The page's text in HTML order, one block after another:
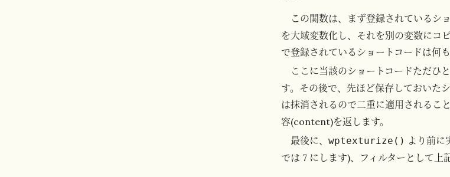
この関数は、まず登録されているシ
を大域変数化し、それを別の変数にコ
で登録されているショートコードは何
ここに当該のショートコードただひ
す。その後で、先ほど保存しておいた
は抹消されるので二重に適用されるこ
容(content)を返します。
最後に、wptexturize() より前に
では 7 にします)、フィルターとして上